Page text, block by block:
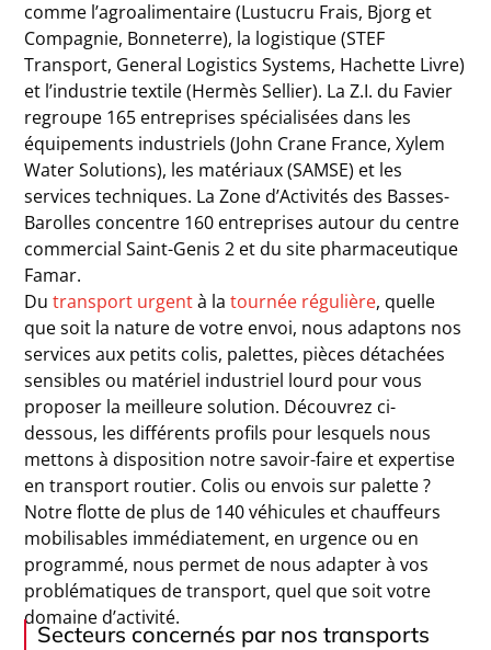
comme l’agroalimentaire (Lustucru Frais, Bjorg et
Compagnie, Bonneterre), la logistique (STEF
Transport, General Logistics Systems, Hachette Livre)
et l’industrie textile (Hermès Sellier). La Z.I. du Favier
regroupe 165 entreprises spécialisées dans les
équipements industriels (John Crane France, Xylem
Water Solutions), les matériaux (SAMSE) et les
services techniques. La Zone d’Activités des Basses-
Barolles concentre 160 entreprises autour du centre
commercial Saint-Genis 2 et du site pharmaceutique
Famar.
Dutransport urgentà latournée régulière, quelle
que soit la nature de votre envoi, nous adaptons nos
services aux petits colis, palettes, pièces détachées
sensibles ou matériel industriel lourd pour vous
proposer la meilleure solution. Découvrez ci-
dessous, les différents profils pour lesquels nous
mettons à disposition notre savoir-faire et expertise
en transport routier. Colis ou envois sur palette ?
Notre flotte de plus de 140 véhicules et chauffeurs
mobilisables immédiatement, en urgence ou en
programmé, nous permet de nous adapter à vos
problématiques de transport, quel que soit votre
domaine d’activité.
Secteurs concernés par nos transports